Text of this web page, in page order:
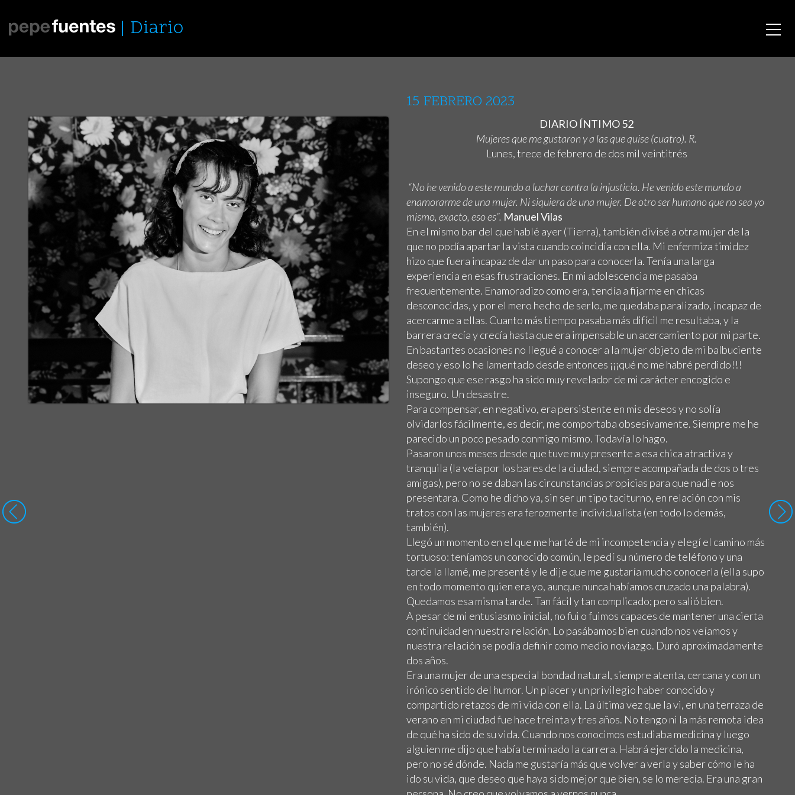
Diario
15 FEBRERO 2023
DIARIO ÍNTIMO 52
Mujeres que me gustaron y a las que quise (cuatro). R.
Lunes, trece de febrero de dos mil veintitrés
“No he venido a este mundo a luchar contra la injusticia. He venido este mundo a
enamorarme de una mujer. Ni siquiera de una mujer. De otro ser humano que no sea yo
mismo, exacto, eso es”. Manuel Vilas
En el mismo bar del que hablé ayer (Tierra), también divisé a otra mujer de la
que no podía apartar la vista cuando coincidía con ella. Mi enfermiza timidez
hizo que fuera incapaz de dar un paso para conocerla. Tenía una larga
experiencia en esas frustraciones. En mi adolescencia me pasaba
frecuentemente. Enamoradizo como era, tendía a fijarme en chicas
desconocidas, y por el mero hecho de serlo, me quedaba paralizado, incapaz de
acercarme a ellas. Cuanto más tiempo pasaba más difícil me resultaba, y la
barrera crecía y crecía hasta que era impensable un acercamiento por mi parte.
En bastantes ocasiones no llegué a conocer a la mujer objeto de mi balbuciente
deseo y eso lo he lamentado desde entonces ¡¡¡qué no me habré perdido!!!
Supongo que ese rasgo ha sido muy revelador de mi carácter encogido e
inseguro. Un desastre.
Para compensar, en negativo, era persistente en mis deseos y no solía
olvidarlos fácilmente, es decir, me comportaba obsesivamente. Siempre me he
parecido un poco pesado conmigo mismo. Todavía lo hago.
Pasaron unos meses desde que tuve muy presente a esa chica atractiva y
tranquila (la veía por los bares de la ciudad, siempre acompañada de dos o tres
amigas), pero no se daban las circunstancias propicias para que nadie nos
presentara. Como he dicho ya, sin ser un tipo taciturno, en relación con mis
tratos con las mujeres era ferozmente individualista (en todo lo demás,
también).
Llegó un momento en el que me harté de mi incompetencia y elegí el camino más
tortuoso: teníamos un conocido común, le pedí su número de teléfono y una
tarde la llamé, me presenté y le dije que me gustaría mucho conocerla (ella supo
en todo momento quien era yo, aunque nunca habíamos cruzado una palabra).
Quedamos esa misma tarde. Tan fácil y tan complicado; pero salió bien.
A pesar de mi entusiasmo inicial, no fui o fuimos capaces de mantener una cierta
continuidad en nuestra relación. Lo pasábamos bien cuando nos veíamos y
nuestra relación se podía definir como medio noviazgo. Duró aproximadamente
dos años.
Era una mujer de una especial bondad natural, siempre atenta, cercana y con un
irónico sentido del humor. Un placer y un privilegio haber conocido y
compartido retazos de mi vida con ella. La última vez que la vi, en una terraza de
verano en mi ciudad fue hace treinta y tres años. No tengo ni la más remota idea
de qué ha sido de su vida. Cuando nos conocimos estudiaba medicina y luego
alguien me dijo que había terminado la carrera. Habrá ejercido la medicina,
pero no sé dónde. Nada me gustaría más que volver a verla y saber cómo le ha
ido su vida, que deseo que haya sido mejor que bien, se lo merecía. Era una gran